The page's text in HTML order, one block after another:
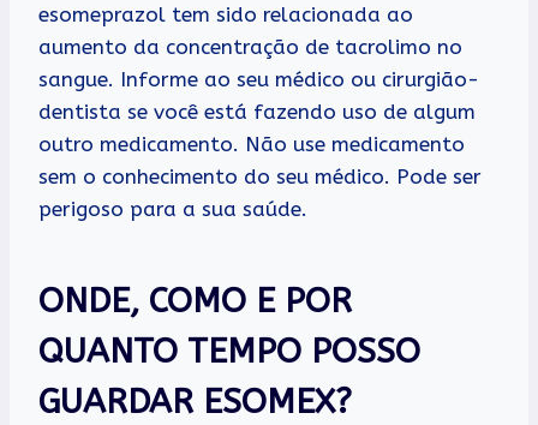
esomeprazol tem sido relacionada ao
aumento da concentração de tacrolimo no
sangue. Informe ao seu médico ou cirurgião-
dentista se você está fazendo uso de algum
outro medicamento. Não use medicamento
sem o conhecimento do seu médico. Pode ser
perigoso para a sua saúde.
ONDE, COMO E POR
QUANTO TEMPO POSSO
GUARDAR ESOMEX?